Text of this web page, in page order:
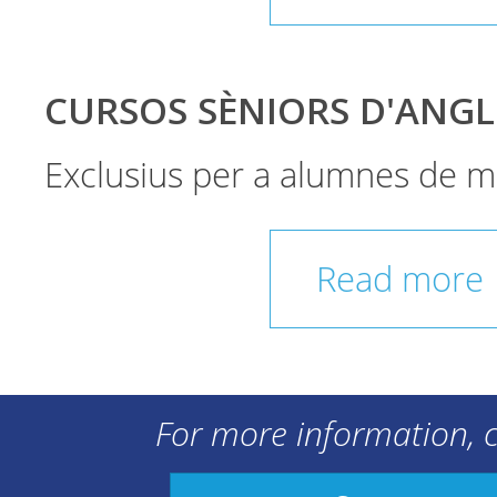
CURSOS SÈNIORS
Exclusius per a alumnes de
Read more
For more information,